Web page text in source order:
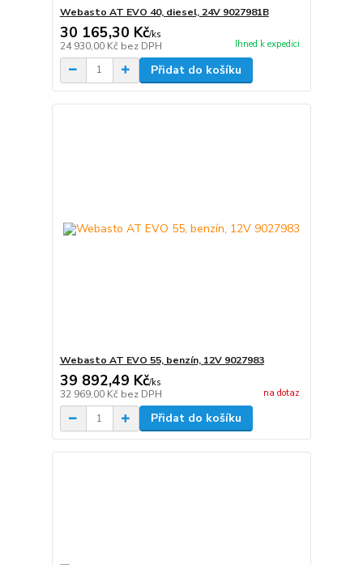
Webasto AT EVO 40, diesel, 24V 9027981B
30 165,30 Kč/ks
24 930,00 Kč bez DPH Ihned k expedici
Přidat do košíku
Webasto AT EVO 55, benzín, 12V 9027983
39 892,49 Kč/ks
32 969,00 Kč bez DPH na dotaz
Přidat do košíku